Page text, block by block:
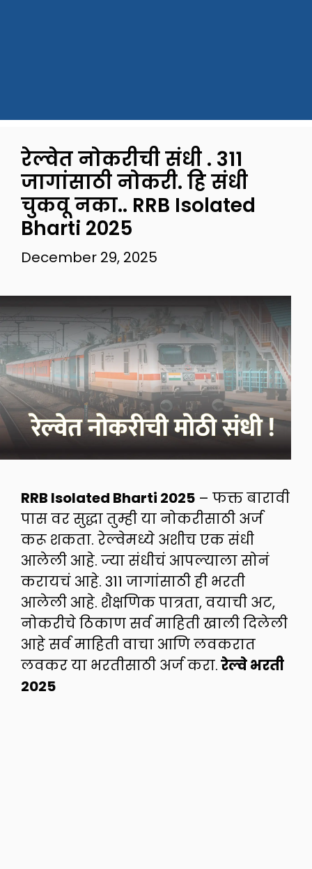
रेल्वेत नोकरीची संधी . 311
जागांसाठी नोकरी. हि संधी
चुकवू नका.. RRB Isolated
Bharti 2025
December 29, 2025
RRB Isolated Bharti 2025 – फक्त बारावी
पास वर सुद्धा तुम्ही या नोकरीसाठी अर्ज
करू शकता. रेल्वेमध्ये अशीच एक संधी
आलेली आहे. ज्या संधीचं आपल्याला सोनं
करायचं आहे. 311 जागांसाठी ही भरती
आलेली आहे. शैक्षणिक पात्रता, वयाची अट,
नोकरीचे ठिकाण सर्व माहिती खाली दिलेली
आहे सर्व माहिती वाचा आणि लवकरात
लवकर या भरतीसाठी अर्ज करा.रेल्वे भरती
2025